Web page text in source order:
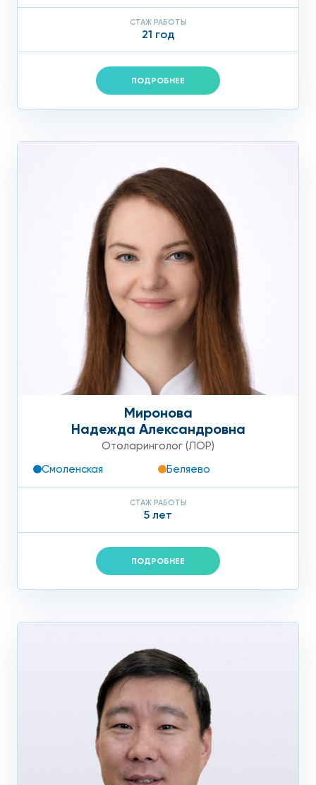
СТАЖ РАБОТЫ
21 год
ПОДРОБНЕЕ
Миронова
Надежда Александровна
Отоларинголог (ЛОР)
Смоленская
Беляево
СТАЖ РАБОТЫ
5 лет
ПОДРОБНЕЕ